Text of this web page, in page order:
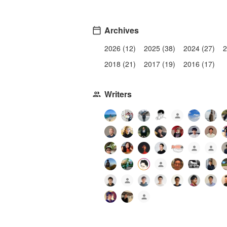
Archives
2026 (12) 2025 (38) 2024 (27)
2018 (21)
2017 (19) 2016 (17)
Writers